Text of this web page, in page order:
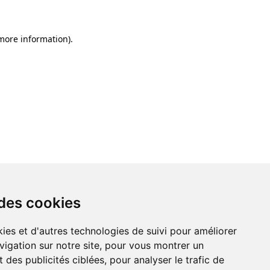
cookies
et d'autres technologies de suivi pour améliorer
sur notre site, pour vous montrer un
des publicités ciblées, pour analyser le trafic de
information).